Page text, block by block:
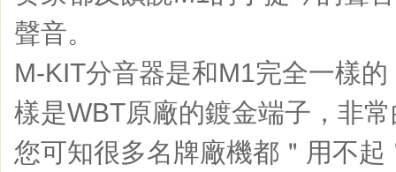
聲音。
M-KIT分音器是和M1完全一樣
樣是WBT原廠的鍍金端子，非
您可知很多名牌廠機都＂用不